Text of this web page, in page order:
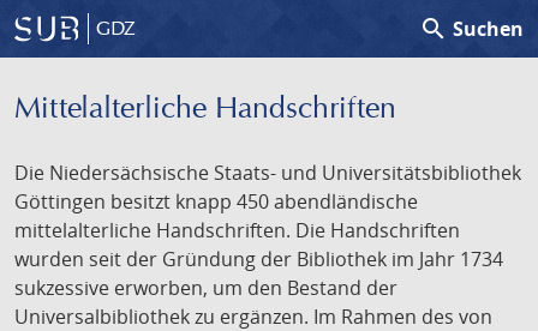
GDZ search Suchen
Mittelalterliche Handschriften
Die Niedersächsische Staats- und Universitätsbibliothek
Göttingen besitzt knapp 450 abendländische
mittelalterliche Handschriften. Die Handschriften
wurden seit der Gründung der Bibliothek im Jahr 1734
sukzessive erworben, um den Bestand der
Universalbibliothek zu ergänzen. Im Rahmen des von